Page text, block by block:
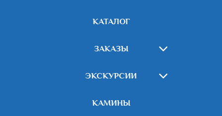
КАТАЛОГ
ЗАКАЗЫ
ЭКСКУРСИИ
КАМИНЫ